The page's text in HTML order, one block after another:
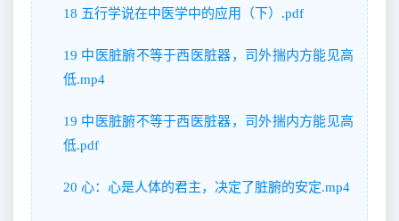
18 五行学说在中医学中的应用（下）.pdf
19 中医脏腑不等于西医脏器，司外揣内方能见高
低.mp4
19 中医脏腑不等于西医脏器，司外揣内方能见高
低.pdf
20 心：心是人体的君主，决定了脏腑的安定.mp4